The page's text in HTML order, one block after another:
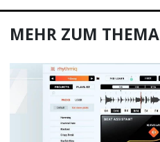
MEHR ZUM THEMA